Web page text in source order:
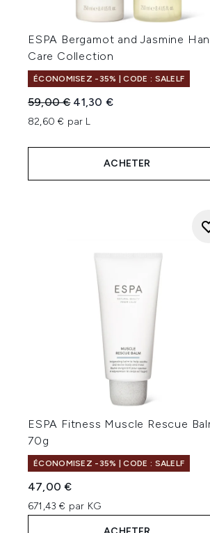
ESPA Bergamot and Jasmine
Care Collection
ÉCONOMISEZ -35% | CODE : SALELF
Prix de vente :
59,00 € Prix ​​actuel :
41,30 €
82,60 € par L
ACHETER
ESPA Fitness Muscle Rescue
70g
ÉCONOMISEZ -35% | CODE : SALELF
47,00 €
671,43 € par KG